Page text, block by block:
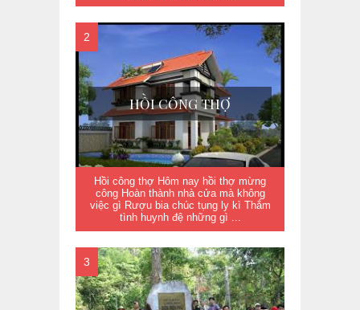
HỒI CÔNG THỢ
Hồi công thợ Hôm nay hồi thợ mừng
công Hoàn thành nhà cửa mà không
việc gì Rượu bia chúc tụng ly kì Thắm
tình huynh đệ những gì ...